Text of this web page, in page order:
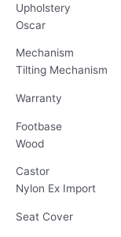
Upholstery
Oscar
Mechanism
Tilting Mechanism
Warranty
Footbase
Wood
Castor
Nylon Ex Import
Seat Cover